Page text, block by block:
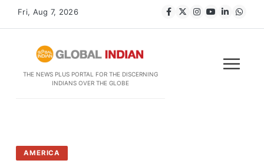
Fri, Aug 7, 2026
THE NEWS PLUS PORTAL FOR THE DISCERNING
INDIANS OVER THE GLOBE
AMERICA